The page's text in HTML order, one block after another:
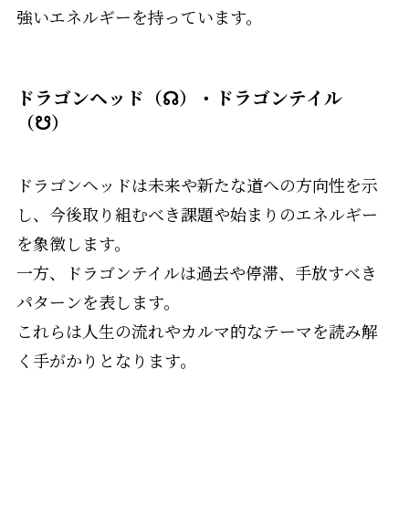
強いエネルギーを持っています。
ドラゴンヘッド（☊）・ドラゴンテイル
（☋）
ドラゴンヘッドは未来や新たな道への方向性を示
し、今後取り組むべき課題や始まりのエネルギー
を象徴します。
一方、ドラゴンテイルは過去や停滞、手放すべき
パターンを表します。
これらは人生の流れやカルマ的なテーマを読み解
く手がかりとなります。